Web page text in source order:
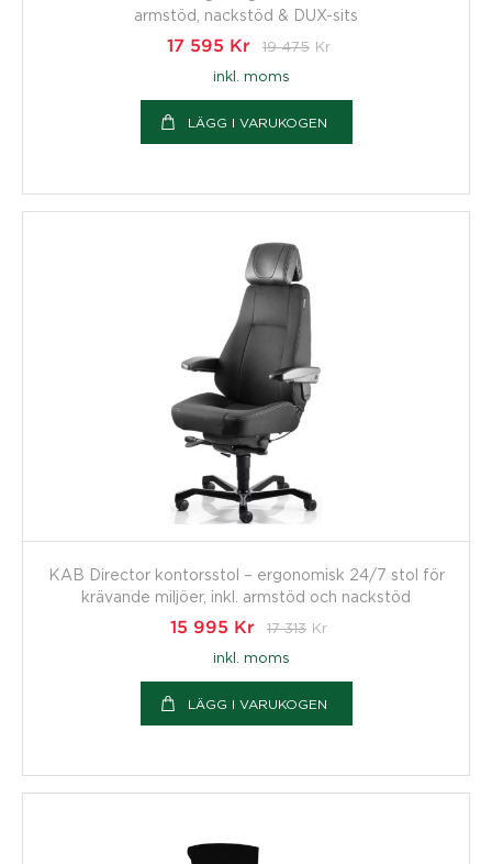
armstöd, nackstöd & DUX-sits
17 595 Kr 19 475 Kr
inkl. moms
LÄGG I VARUKOGEN
KAB Director kontorsstol – ergonomisk 24/7 stol för
krävande miljöer, inkl. armstöd och nackstöd
15 995 Kr 17 313 Kr
inkl. moms
LÄGG I VARUKOGEN